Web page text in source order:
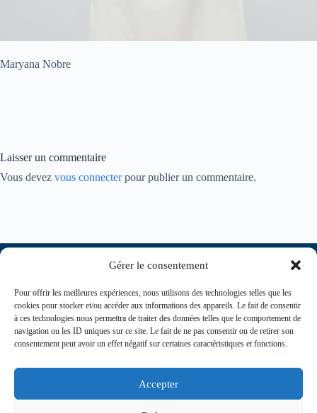
Gérer le consentement
Pour offrir les meilleures expériences, nous utilisons des technologies telles que les
cookies pour stocker et/ou accéder aux informations des appareils. Le fait de consentir
à ces technologies nous permettra de traiter des données telles que le comportement de
navigation ou les ID uniques sur ce site. Le fait de ne pas consentir ou de retirer son
consentement peut avoir un effet négatif sur certaines caractéristiques et fonctions.
Accepter
Maryana Nobre
Laisser un commentaire
Vous devez vous connecterpour publier un commentaire.
contact@journaldesinfirmiers.fr